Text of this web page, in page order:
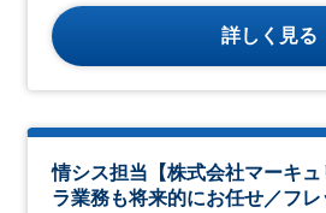
詳しく見る
情シス担当【株式会社マーキ
ラ業務も将来的にお任せ／フレ